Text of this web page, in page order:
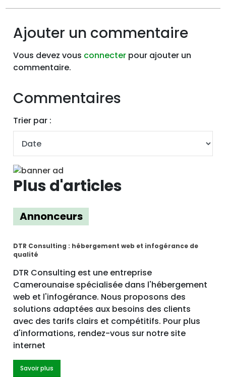
Ajouter un commentaire
Vous devez vous connecter pour ajouter un
commentaire.
Commentaires
Trier par :
Plus d'articles
Annonceurs
DTR Consulting : hébergement web et infogérance de
qualité
DTR Consulting est une entreprise
Camerounaise spécialisée dans l'hébergement
web et l'infogérance. Nous proposons des
solutions adaptées aux besoins des clients
avec des tarifs clairs et compétitifs. Pour plus
d'informations, rendez-vous sur notre site
internet
Savoir plus